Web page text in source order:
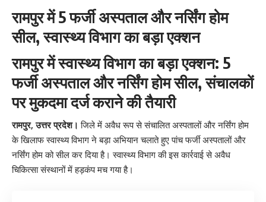
रामपुर में 5 फर्जी अस्पताल और नर्सिंग होम
सील, स्वास्थ्य विभाग का बड़ा एक्शन
रामपुर में स्वास्थ्य विभाग का बड़ा एक्शन: 5
फर्जी अस्पताल और नर्सिंग होम सील, संचालकों
पर मुकदमा दर्ज कराने की तैयारी
रामपुर, उत्तर प्रदेश। जिले में अवैध रूप से संचालित अस्पतालों और नर्सिंग होम
के खिलाफ स्वास्थ्य विभाग ने बड़ा अभियान चलाते हुए पांच फर्जी अस्पतालों और
नर्सिंग होम को सील कर दिया है। स्वास्थ्य विभाग की इस कार्रवाई से अवैध
चिकित्सा संस्थानों में हड़कंप मच गया है।